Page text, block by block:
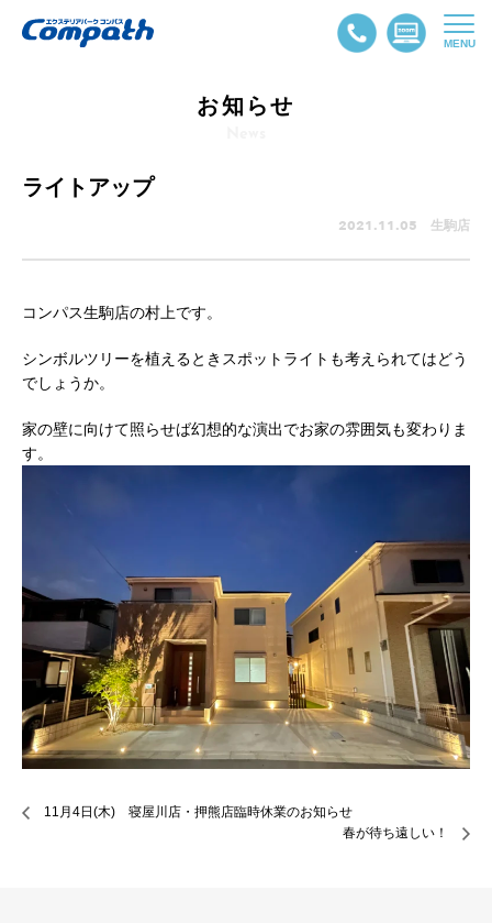
MENU
お知らせ
ライトアップ
2021.11.05 生駒店
コンパス生駒店の村上です。
シンボルツリーを植えるときスポットライトも考えられてはどう
でしょうか。
家の壁に向けて照らせば幻想的な演出でお家の雰囲気も変わりま
す。
11月4日(木) 寝屋川店・押熊店臨時休業のお知らせ
春が待ち遠しい！